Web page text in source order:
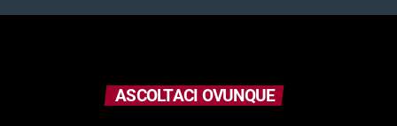
ASCOLTACI OVUNQUE